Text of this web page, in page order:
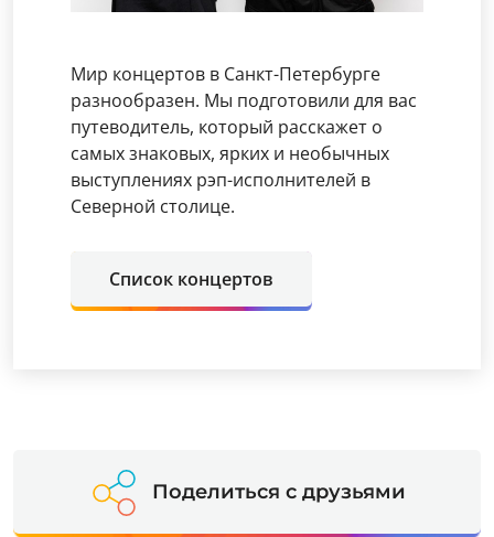
Мир концертов в Санкт-Петербурге
разнообразен. Мы подготовили для вас
путеводитель, который расскажет о
самых знаковых, ярких и необычных
выступлениях рэп-исполнителей в
Северной столице.
Список концертов
Поделиться с друзьями